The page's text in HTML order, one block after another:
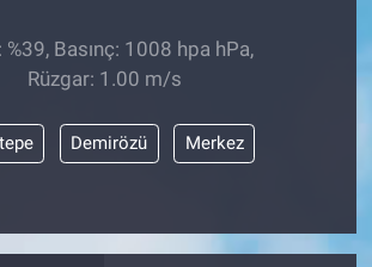
%39, Basınç: 1008 hpa hPa,
Rüzgar: 1.00 m/s
Demirözü Merkez